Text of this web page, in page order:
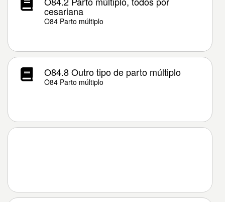
cesariana
O84 Parto múltiplo
O84.8 Outro tipo de parto múltiplo
O84 Parto múltiplo